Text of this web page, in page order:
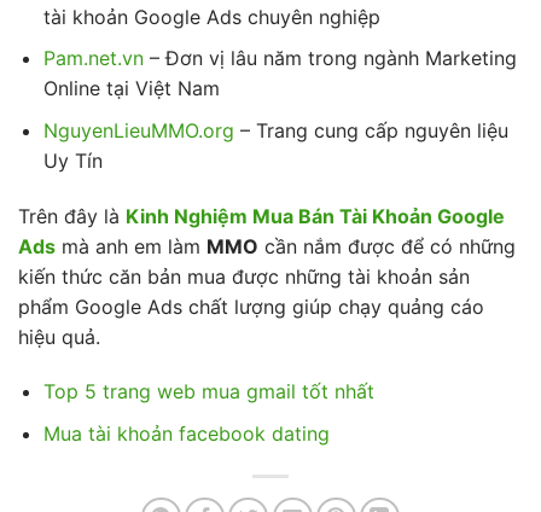
tài khoản Google Ads chuyên nghiệp
Pam.net.vn – Đơn vị lâu năm trong ngành Marketing
Online tại Việt Nam
NguyenLieuMMO.org – Trang cung cấp nguyên liệu
Uy Tín
Trên đây là Kinh Nghiệm Mua Bán Tài Khoản Google
Ads mà anh em làm MMO cần nắm được để có những
kiến thức căn bản mua được những tài khoản sản
phẩm Google Ads chất lượng giúp chạy quảng cáo
hiệu quả.
Top 5 trang web mua gmail tốt nhất
Mua tài khoản facebook dating